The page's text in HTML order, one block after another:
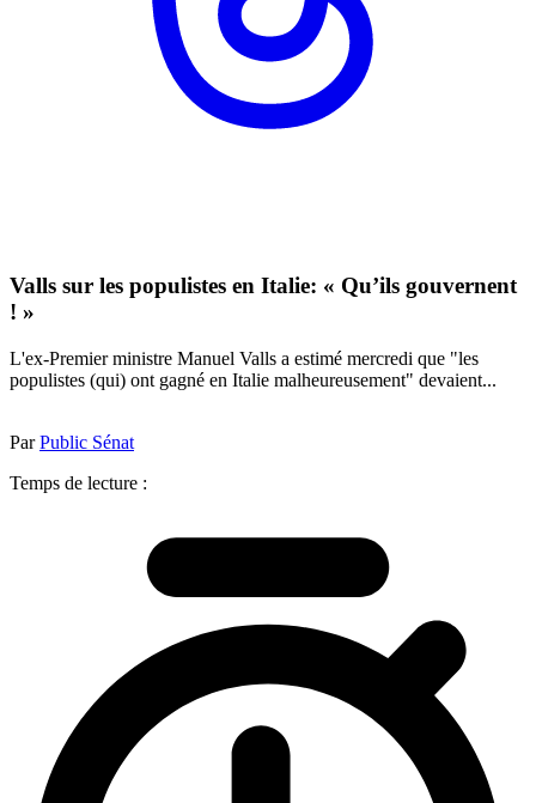
Valls sur les populistes en Italie: « Qu’ils gouvernent
! »
L'ex-Premier ministre Manuel Valls a estimé mercredi que "les
populistes (qui) ont gagné en Italie malheureusement" devaient...
ParPublic Sénat
Temps de lecture :